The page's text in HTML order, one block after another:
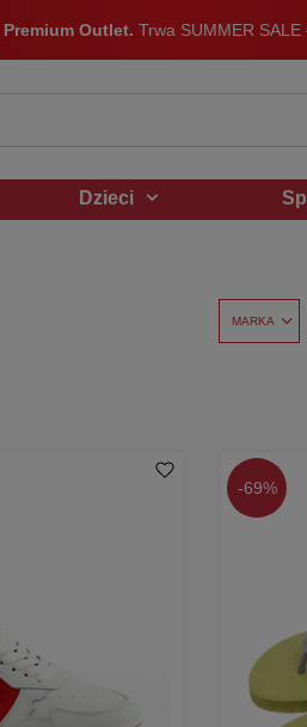
Premium Outlet. Trwa SUMMER
Dzieci
MARKA
-69%